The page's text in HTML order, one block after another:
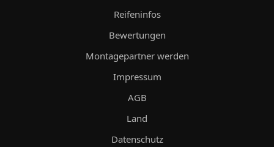
Reifeninfos
Bewertungen
Montagepartner werden
Impressum
AGB
Land
Datenschutz